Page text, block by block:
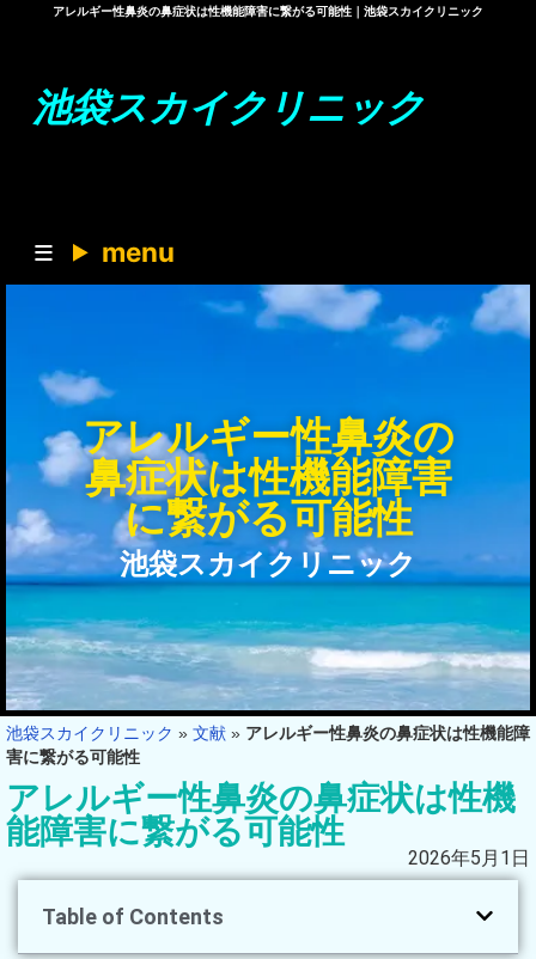
アレルギー性鼻炎の鼻症状は性機能障害に繋がる可能性｜池袋スカイクリニック
池袋スカイクリニック
menu
アレルギー性鼻炎の
鼻症状は性機能障害
に繋がる可能性
池袋スカイクリニック
池袋スカイクリニック » 文献 » アレルギー性鼻炎の鼻症状は性機能障
害に繋がる可能性
アレルギー性鼻炎の鼻症状は性機
能障害に繋がる可能性
2026年5月1日
Table of Contents